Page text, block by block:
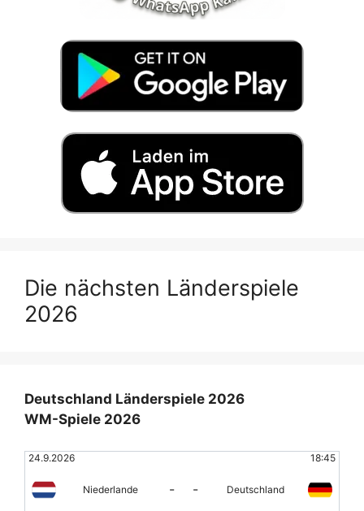
Die nächsten Länderspiele
2026
Deutschland Länderspiele 2026
WM-Spiele 2026
24.9.2026 18:45
Niederlande - - Deutschland